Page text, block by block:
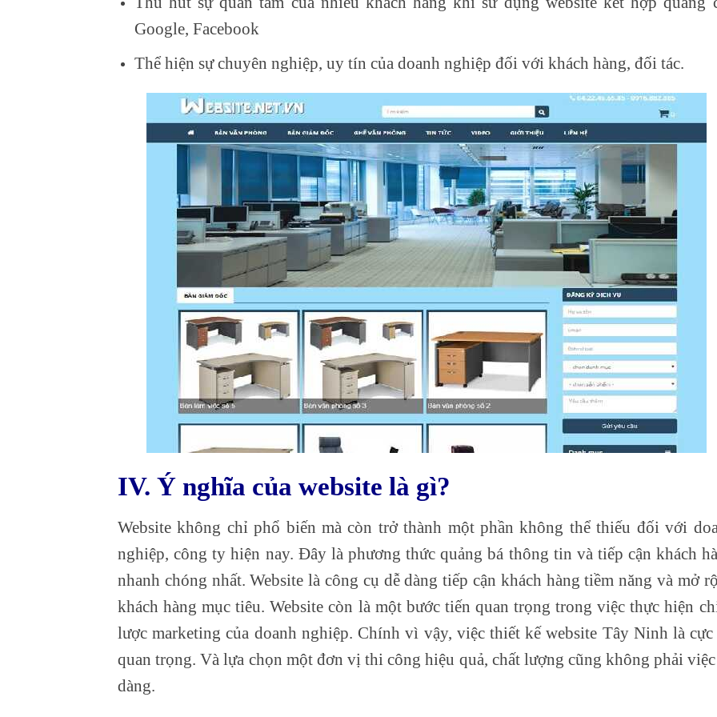
Google, Facebook
Thể hiện sự chuyên nghiệp, uy tín của doanh nghiệp đối với khách hàng, đối tác.
IV. Ý nghĩa của website là gì?
Website không chỉ phổ biến mà còn trở thành một phần không thể thiếu đối với
nghiệp, công ty hiện nay. Đây là phương thức quảng bá thông tin và tiếp cận khách
nhanh chóng nhất. Website là công cụ dễ dàng tiếp cận khách hàng tiềm năng và mở
khách hàng mục tiêu. Website còn là một bước tiến quan trọng trong việc thực hiện
lược marketing của doanh nghiệp. Chính vì vậy, việc thiết kế website Tây Ninh là
quan trọng. Và lựa chọn một đơn vị thi công hiệu quả, chất lượng cũng không phải
dàng.